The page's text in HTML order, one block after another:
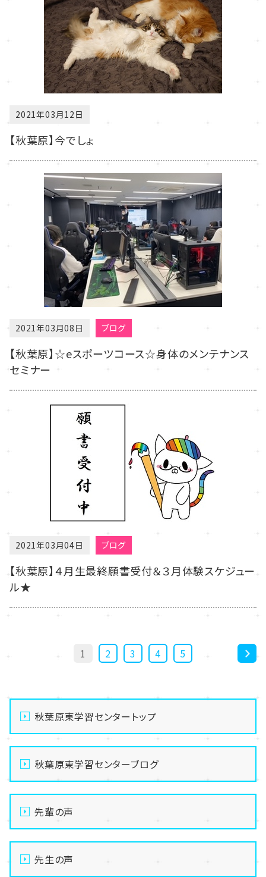
2021年03月12日
【秋葉原】今でしょ
2021年03月08日 ブログ
【秋葉原】☆eスポーツコース☆身体のメンテナンス
セミナー
2021年03月04日 ブログ
【秋葉原】４月生最終願書受付＆３月体験スケジュー
ル★
1 2 3 4
5
秋葉原東学習センタートップ
秋葉原東学習センターブログ
先輩の声
先生の声